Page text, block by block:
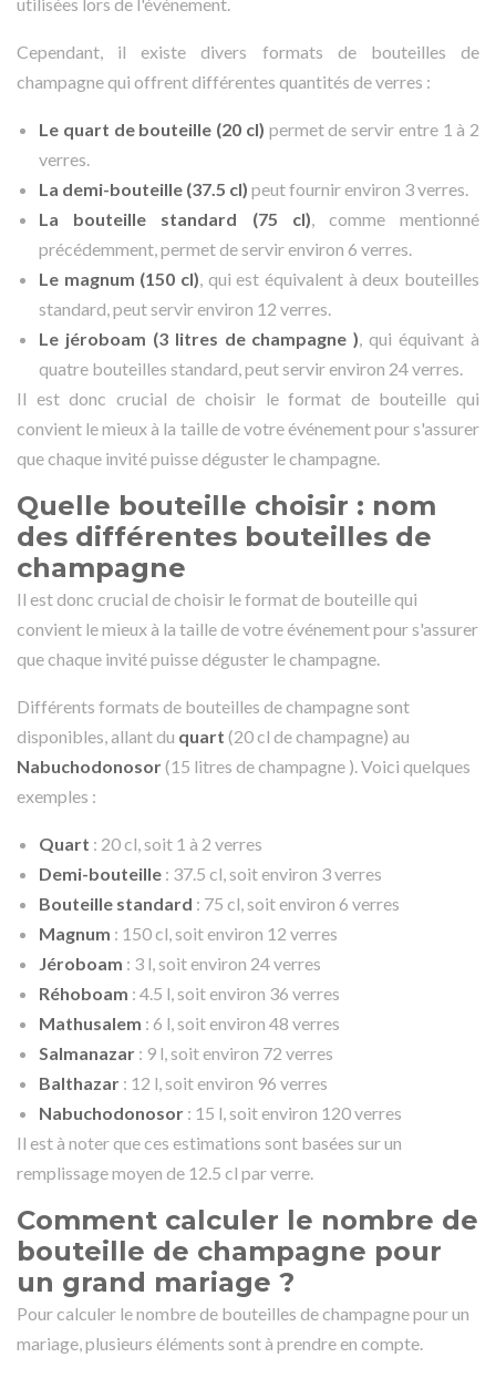
Cependant, il existe divers formats de bouteilles de
champagne qui offrent différentes quantités de verres :
Le quart de bouteille (20 cl) permet de servir entre 1 à 2
verres.
La demi-bouteille (37.5 cl) peut fournir environ 3 verres.
La bouteille standard (75 cl) , comme mentionné
précédemment, permet de servir environ 6 verres.
Le magnum (150 cl) , qui est équivalent à deux bouteilles
standard, peut servir environ 12 verres.
Le jéroboam (3 litres de champagne ) , qui équivant à
quatre bouteilles standard, peut servir environ 24 verres.
Il est donc crucial de choisir le format de bouteille qui
convient le mieux à la taille de votre événement pour s'assurer
que chaque invité puisse déguster le champagne.
Quelle bouteille choisir : nom
des différentes bouteilles de
champagne
Il est donc crucial de choisir le format de bouteille qui
convient le mieux à la taille de votre événement pour s'assurer
que chaque invité puisse déguster le champagne.
Différents formats de bouteilles de champagne sont
disponibles, allant du quart (20 cl de champagne) au
Nabuchodonosor(15 litres de champagne ). Voici quelques
exemples :
Quart : 20 cl, soit 1 à 2 verres
Demi-bouteille : 37.5 cl, soit environ 3 verres
Bouteille standard : 75 cl, soit environ 6 verres
Magnum : 150 cl, soit environ 12 verres
Jéroboam : 3 l, soit environ 24 verres
Réhoboam : 4.5 l, soit environ 36 verres
Mathusalem : 6 l, soit environ 48 verres
Salmanazar : 9 l, soit environ 72 verres
Balthazar : 12 l, soit environ 96 verres
Nabuchodonosor : 15 l, soit environ 120 verres
Il est à noter que ces estimations sont basées sur un
remplissage moyen de 12.5 cl par verre.
Comment calculer le nombre de
bouteille de champagne pour
un grand mariage ?
Pour calculer le nombre de bouteilles de champagne pour un
mariage, plusieurs éléments sont à prendre en compte.